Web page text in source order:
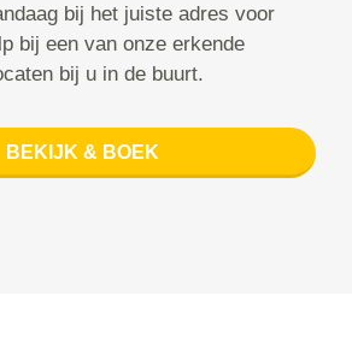
bij het juiste adres voor
bij een van onze erkende
bij u in de buurt.
BEKIJK & BOEK